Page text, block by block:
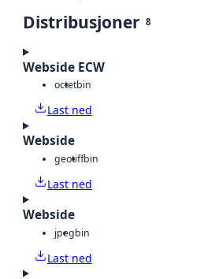
Distribusjoner 8
Webside ECW
octetbin
Last ned
Webside
geotiffbin
Last ned
Webside
jpegbin
Last ned